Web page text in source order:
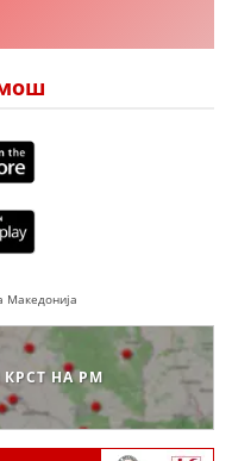
Македонија
НА РМ